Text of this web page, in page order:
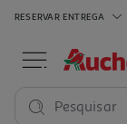
RESERVAR ENTREGA
Pesquisar